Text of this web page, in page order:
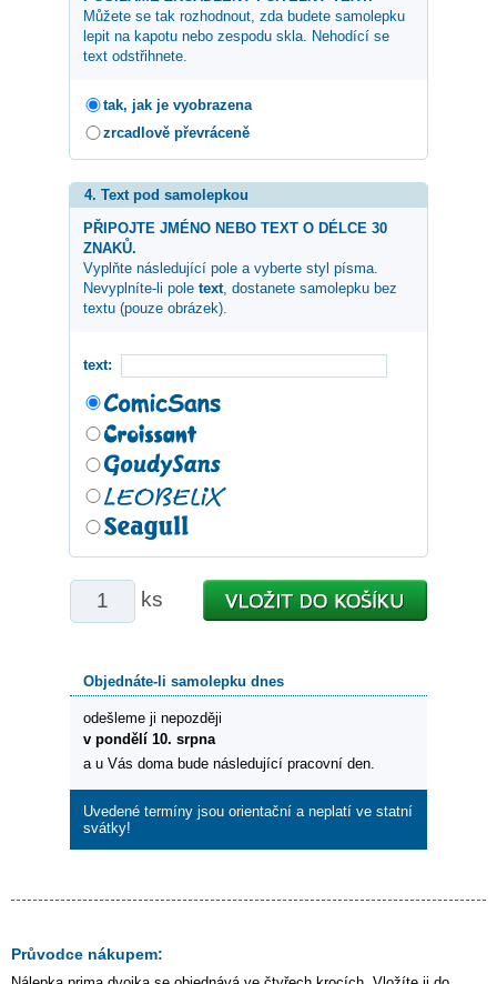
Můžete se tak rozhodnout, zda budete samolepku
lepit na kapotu nebo zespodu skla. Nehodící se
text odstřihnete.
tak, jak je vyobrazena
zrcadlově převráceně
4. Text pod samolepkou
PŘIPOJTE JMÉNO NEBO TEXT O DÉLCE 30
ZNAKŮ.
Vyplňte následující pole a vyberte styl písma.
Nevyplníte-li pole text, dostanete samolepku bez
textu (pouze obrázek).
text:
ks
Objednáte-li samolepku dnes
odešleme ji nepozději
v pondělí 10. srpna
a u Vás doma bude následující pracovní den.
Uvedené termíny jsou orientační a neplatí ve statní
svátky!
Průvodce nákupem: